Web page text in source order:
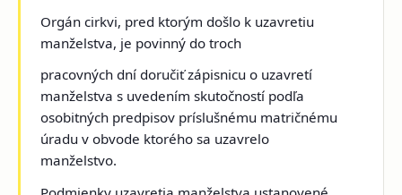
Orgán cirkvi, pred ktorým došlo k uzavretiu
manželstva, je povinný do troch
pracovných dní doručiť zápisnicu o uzavretí
manželstva s uvedením skutočností podľa
osobitných predpisov príslušnému matričnému
úradu v obvode ktorého sa uzavrelo
manželstvo.